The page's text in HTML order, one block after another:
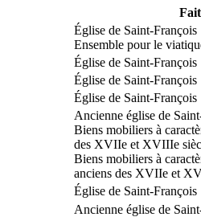
Église de Saint-François
Ensemble pour le
Église de Saint-François
Église de Saint-François
Église de Saint-François
Ancienne église de
Biens mobiliers à
des XVIIe et XVIIIe
Biens mobiliers à
anciens des XVIIe et
Église de Saint-François
Ancienne église de